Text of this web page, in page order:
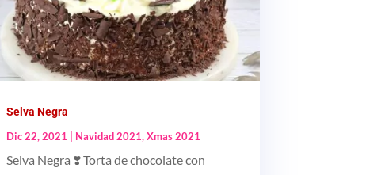
Selva Negra
Dic 22, 2021
Navidad 2021,Xmas 2021
Selva Negra ❣️ Torta de chocolate con